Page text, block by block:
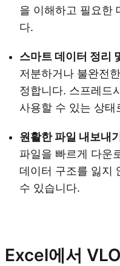
을 이해하고 필요한
다.
스마트 데이터 정리
저분하거나 불완전
정합니다. 스프레드
사용할 수 있는 상태
원활한 파일 내보내
파일을 빠르게 다운
데이터 구조를 잃지
수 있습니다.
Excel에서